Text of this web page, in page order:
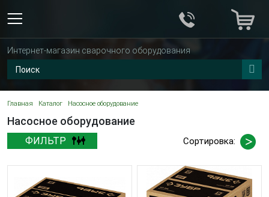
Интернет-магазин сварочного оборудования
Главная Каталог Насосное оборудование
Насосное оборудование
ФИЛЬТР Сортировка: